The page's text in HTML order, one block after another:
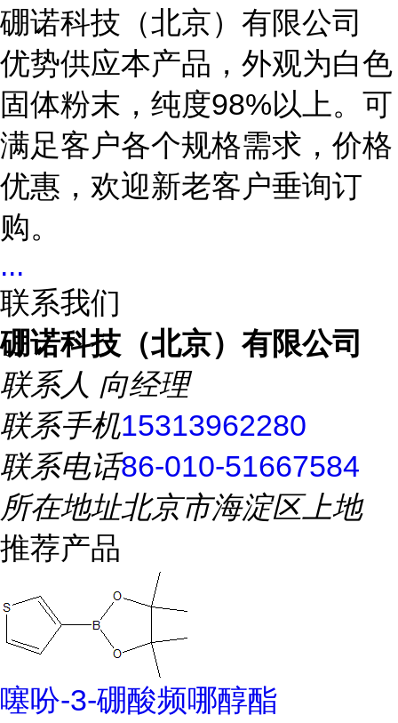
硼诺科技（北京）有限公司
优势供应本产品，外观为白色
固体粉末，纯度98%以上。可
满足客户各个规格需求，价格
优惠，欢迎新老客户垂询订
购。
...
联系我们
硼诺科技（北京）有限公司
联系人 向经理
联系手机15313962280
联系电话86-010-51667584
所在地址北京市海淀区上地
推荐产品
噻吩-3-硼酸频哪醇酯